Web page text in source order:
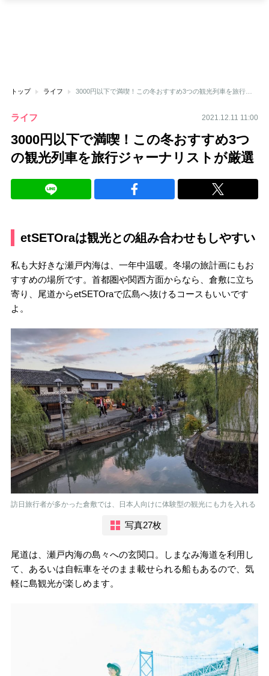
トップ ライフ 3000円以下で満喫！この冬おすすめ3つの観光列車を旅行ジャーナリストが厳選
ライフ 2021.12.11 11:00
3000円以下で満喫！この冬おすすめ3つ
の観光列車を旅行ジャーナリストが厳選
etSETOraは観光との組み合わせもしやすい
私も大好きな瀬戸内海は、一年中温暖。冬場の旅計画にもお
すすめの場所です。首都圏や関西方面からなら、倉敷に立ち
寄り、尾道からetSETOraで広島へ抜けるコースもいいです
よ。
訪日旅行者が多かった倉敷では、日本人向けに体験型の観光にも力を入れる
写真27枚
尾道は、瀬戸内海の島々への玄関口。しまなみ海道を利用し
て、あるいは自転車をそのまま載せられる船もあるので、気
軽に島観光が楽しめます。